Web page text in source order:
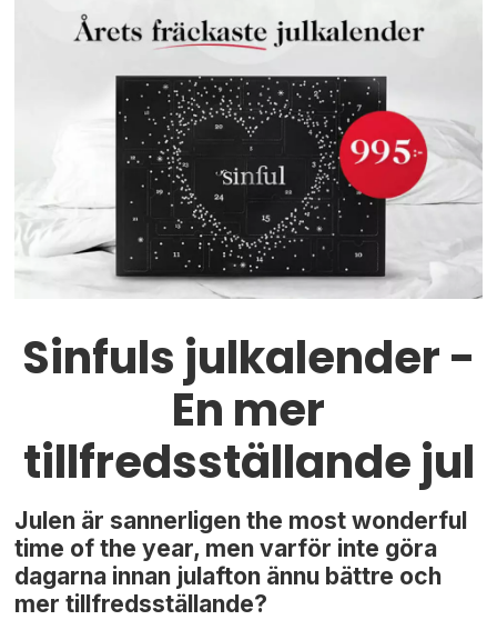
Sinfuls julkalender -
En mer
tillfredsställande jul
Julen är sannerligen the most wonderful
time of the year, men varför inte göra
dagarna innan julafton ännu bättre och
mer tillfredsställande?